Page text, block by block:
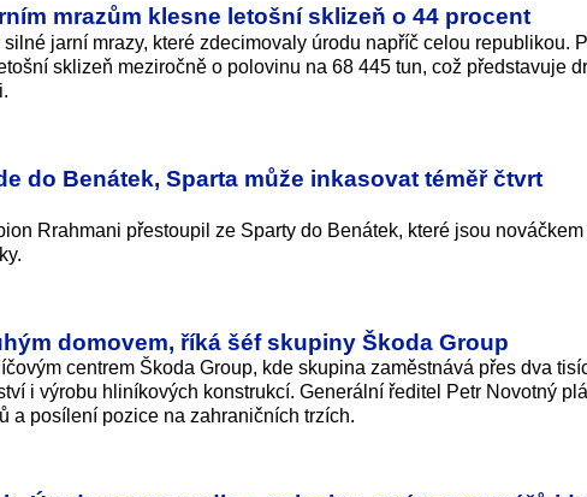
mrazům klesne letošní sklizeň o 44 procent
jarní mrazy, které zdecimovaly úrodu napříč celou republikou.
sklizeň meziročně o polovinu na 68 445 tun, což představuje
do Benátek, Sparta může inkasovat téměř čtvrt
Rrahmani přestoupil ze Sparty do Benátek, které jsou
domovem, říká šéf skupiny Škoda Group
centrem Škoda Group, kde skupina zaměstnává přes dva
i výrobu hliníkových konstrukcí. Generální ředitel Petr Novotný
a posílení pozice na zahraničních trzích.